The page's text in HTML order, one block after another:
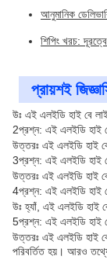
আনুমানিক
শিপিং খরচ:
প্রায়শই
উঃ এই এলইডি হাই বে
2প্রশ্ন: এই এলইডি হাই
উত্তরঃ এই এলইডি হাই
3প্রশ্ন: এই এলইডি হাই
উত্তরঃ এই এলইডি হাই বে
4প্রশ্ন: এই এলইডি হাই
উঃ হ্যাঁ, এই এলইডি হাই
5প্রশ্ন: এই এলইডি হাই
উত্তরঃ এই এলইডি হাই বে
পরিবর্তিত হয়। আরও